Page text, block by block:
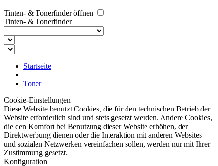
Tinten- & Tonerfinder öffnen
Tinten- & Tonerfinder
Startseite
Toner
Cookie-Einstellungen
Diese Website benutzt Cookies, die für den technischen Betrieb der
Website erforderlich sind und stets gesetzt werden. Andere Cookies,
die den Komfort bei Benutzung dieser Website erhöhen, der
Direktwerbung dienen oder die Interaktion mit anderen Websites
und sozialen Netzwerken vereinfachen sollen, werden nur mit Ihrer
Zustimmung gesetzt.
Konfiguration